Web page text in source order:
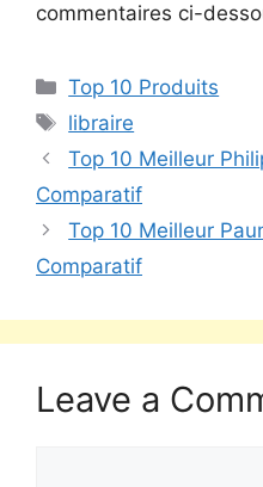
commentaires ci-
Top 10 Produits
libraire
Top 10 Meilleur
Comparatif
Top 10 Meilleur
Comparatif
Leave a